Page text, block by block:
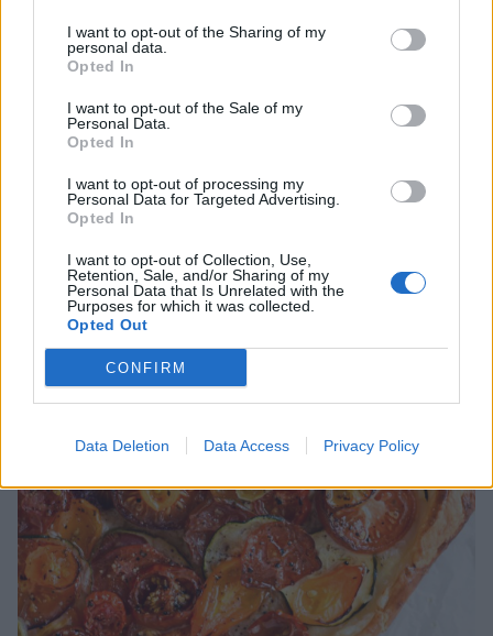
I want to opt-out of the Sharing of my
personal data.
Opted In
I want to opt-out of the Sale of my
Personal Data.
Opted In
I want to opt-out of processing my
Personal Data for Targeted Advertising.
Opted In
I want to opt-out of Collection, Use,
Retention, Sale, and/or Sharing of my
Personal Data that Is Unrelated with the
Purposes for which it was collected.
Opted Out
CONFIRM
Data Deletion Data Access Privacy Policy
JORDGUBBSPANNACOTTA MED GELÉ & SALTPEPPRIGA
ett glas